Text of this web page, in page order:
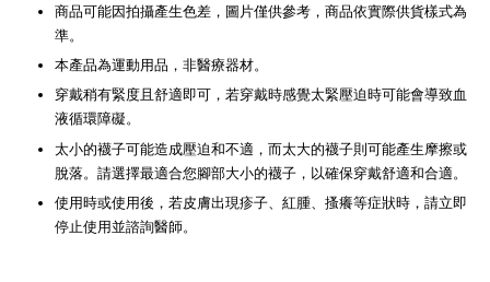
商品可能因拍攝產生色差，圖片僅供參考，商品依實際供貨樣式為
準。
本產品為運動用品，非醫療器材。
穿戴稍有緊度且舒適即可，若穿戴時感覺太緊壓迫時可能會導致血
液循環障礙。
太小的襪子可能造成壓迫和不適，而太大的襪子則可能產生摩擦或
脫落。請選擇最適合您腳部大小的襪子，以確保穿戴舒適和合適。
使用時或使用後，若皮膚出現疹子、紅腫、搔癢等症狀時，請立即
停止使用並諮詢醫師。